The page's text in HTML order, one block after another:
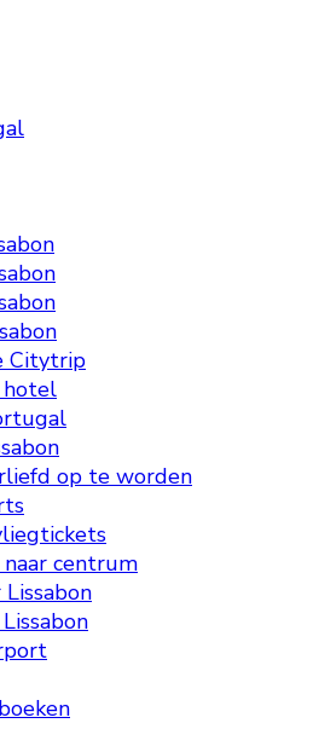
Citytrip
op te worden
centrum